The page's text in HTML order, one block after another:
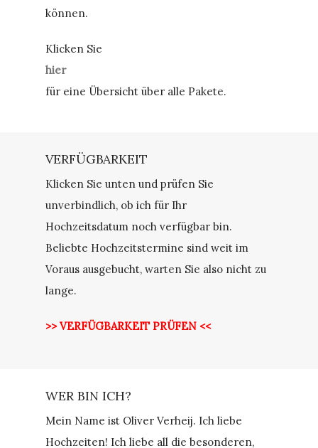
können.
Klicken Sie
hier
für eine Übersicht über alle Pakete.
VERFÜGBARKEIT
Klicken Sie unten und prüfen Sie
unverbindlich, ob ich für Ihr
Hochzeitsdatum noch verfügbar bin.
Beliebte Hochzeitstermine sind weit im
Voraus ausgebucht, warten Sie also nicht zu
lange.
>> VERFÜGBARKEIT PRÜFEN <<
WER BIN ICH?
Mein Name ist Oliver Verheij. Ich liebe
Hochzeiten! Ich liebe all die besonderen,